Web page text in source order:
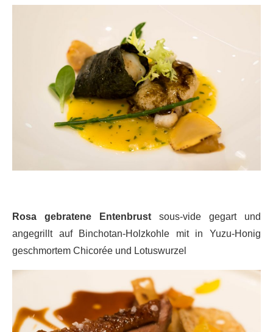
Rosa gebratene Entenbrust sous-vide gegart und
angegrillt auf Binchotan-Holzkohle mit in Yuzu-Honig
geschmortem Chicorée und Lotuswurzel